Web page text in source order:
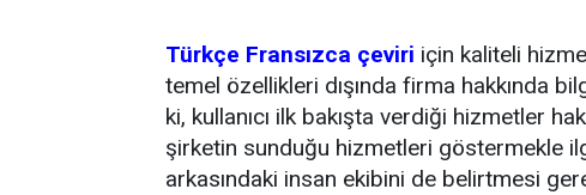
Türkçe Fransızca çeviri için kaliteli
temel özellikleri dışında firma hakkında
ki, kullanıcı ilk bakışta verdiği hizmetler
şirketin sunduğu hizmetleri göstermekle
arkasındaki insan ekibini de belirtmesi